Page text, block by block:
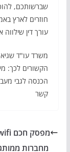
שברשותכם,
חוזרים לארץ
עורך דין
משרד עו"ד
הקשורים לכך:
הכנסה לגבי
קשר
מפסק חכם wifi
מחברות